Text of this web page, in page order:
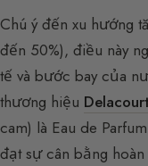
Chú ý đến xu hướng
đến 50%), điều này
tế và bước bay của
thương hiệu
cam) là Eau de
đạt sự cân bằng hoàn